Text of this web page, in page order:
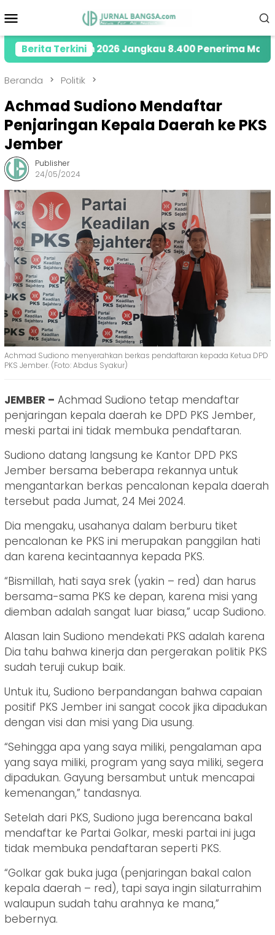
ke
Mobile
Berita Terkini
Tahun 2026 Jangkau 8.400 Penerima Manfaat
Beranda Politik
Achmad Sudiono Mendaftar
Penjaringan Kepala Daerah ke PKS
Jember
Publisher
24/05/2024
Achmad Sudiono menyerahkan berkas pendaftaran kepada Ketua DPD
PKS Jember. (Foto: Abdus Syakur)
JEMBER – Achmad Sudiono tetap mendaftar
penjaringan kepala daerah ke DPD PKS Jember,
meski partai ini tidak membuka pendaftaran.
Sudiono datang langsung ke Kantor DPD PKS
Jember bersama beberapa rekannya untuk
mengantarkan berkas pencalonan kepala daerah
tersebut pada Jumat, 24 Mei 2024.
Dia mengaku, usahanya dalam berburu tiket
pencalonan ke PKS ini merupakan panggilan hati
dan karena kecintaannya kepada PKS.
“Bismillah, hati saya srek (yakin – red) dan harus
bersama-sama PKS ke depan, karena misi yang
diemban adalah sangat luar biasa,” ucap Sudiono.
Alasan lain Sudiono mendekati PKS adalah karena
Dia tahu bahwa kinerja dan pergerakan politik PKS
sudah teruji cukup baik.
Untuk itu, Sudiono berpandangan bahwa capaian
positif PKS Jember ini sangat cocok jika dipadukan
dengan visi dan misi yang Dia usung.
“Sehingga apa yang saya miliki, pengalaman apa
yang saya miliki, program yang saya miliki, segera
dipadukan. Gayung bersambut untuk mencapai
kemenangan,” tandasnya.
Setelah dari PKS, Sudiono juga berencana bakal
mendaftar ke Partai Golkar, meski partai ini juga
tidak membuka pendaftaran seperti PKS.
“Golkar gak buka juga (penjaringan bakal calon
kepala daerah – red), tapi saya ingin silaturrahim
walaupun sudah tahu arahnya ke mana,”
bebernya.